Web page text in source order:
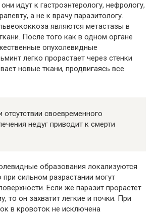
идут к гастроэнтерологу, нефрологу,
а не к врачу паразитологу.
являются метастазы в
После того как в одном органе
опухолевидные
легко прорастает через стенки
новые ткани, продвигаясь все
своевременного
недуг приводит к смерти
образования локализуются
при сильном разрастании могут
Если же паразит прорастет
то он захватит легкие и почки. При
в кровоток не исключена